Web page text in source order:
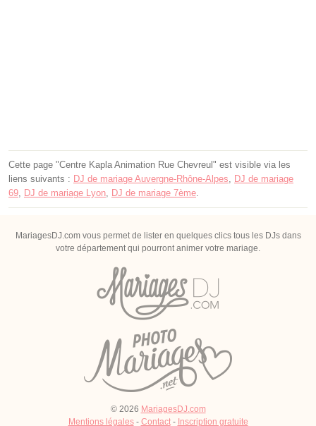
Cette page "Centre Kapla Animation Rue Chevreul" est visible via les
liens suivants : DJ de mariage Auvergne-Rhône-Alpes, DJ de mariage
69, DJ de mariage Lyon, DJ de mariage 7ème.
MariagesDJ.com vous permet de lister en quelques clics tous les DJs dans
votre département qui pourront animer votre mariage.
© 2026 MariagesDJ.com
Mentions légales- Contact- Inscription gratuite